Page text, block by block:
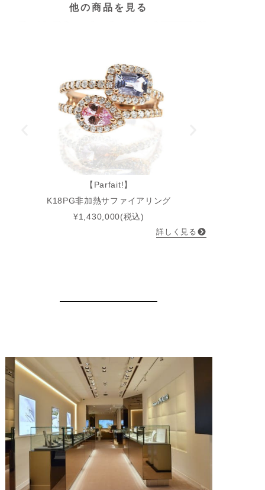
他の商品を見る
【Parfait!】
K18PG非加熱サファイアリング
¥1,430,000(税込)
詳しく見る